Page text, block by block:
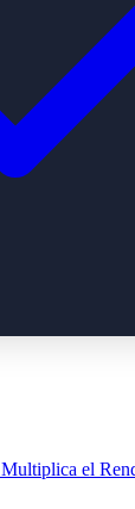
Multiplica el